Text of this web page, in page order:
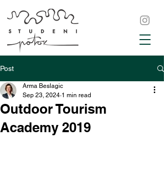
Post
Outdoor Tourism
Academy 2019
Arma Beslagic
Sep 23, 2024 1 min read